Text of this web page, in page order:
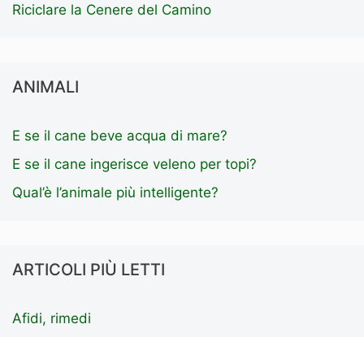
Riciclare la Cenere del Camino
ANIMALI
E se il cane beve acqua di mare?
E se il cane ingerisce veleno per topi?
Qual’è l’animale più intelligente?
ARTICOLI PIÙ LETTI
Afidi, rimedi